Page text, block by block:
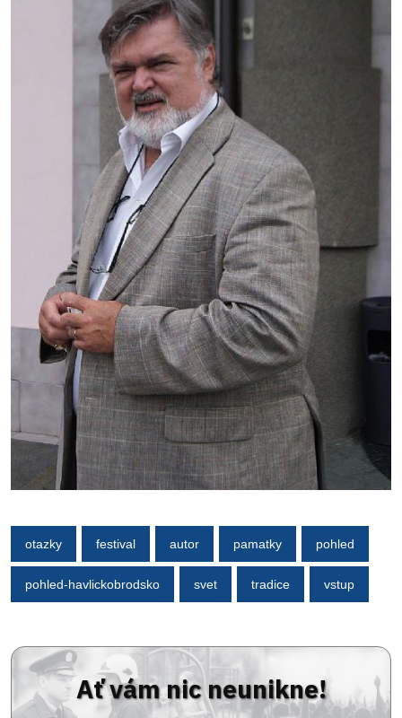
otazky festival autor pamatky pohled
pohled-havlickobrodsko svet tradice vstup
Ať vám nic neunikne!